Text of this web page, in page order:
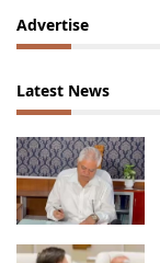
Advertise
Latest News